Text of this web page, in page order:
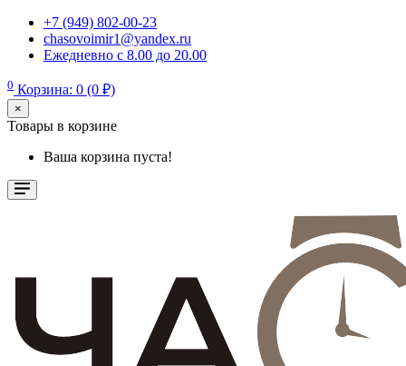
+7 (949) 802-00-23
chasovoimir1@yandex.ru
Ежедневно с 8.00 до 20.00
0 Корзина: 0 (0 ₽)
×
Товары в корзине
Ваша корзина пуста!